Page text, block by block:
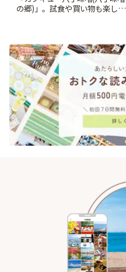
の郷)」。試食や買い物も楽しみ